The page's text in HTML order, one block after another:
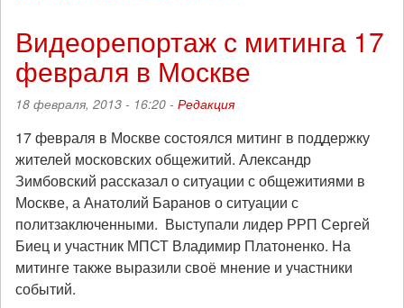
Мосшелка
появился
новый
подозреваемый:
нужна
помощь
Видеорепортаж с митинга 17
февраля в Москве
18 февраля, 2013 - 16:20 - Редакция
17 февраля в Москве состоялся митинг в поддержку
жителей московских общежитий. Александр
Зимбовский рассказал о ситуации с общежитиями в
Москве, а Анатолий Баранов о ситуации с
политзаключенными. Выступали лидер РРП Сергей
Биец и участник МПСТ Владимир Платоненко. На
митинге также выразили своё мнение и участники
событий.